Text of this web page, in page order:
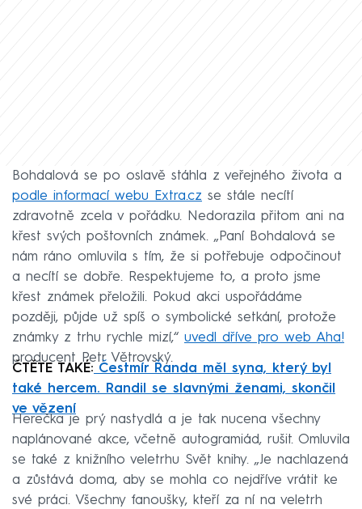
Bohdalová se po oslavě stáhla z veřejného života a
podle informací webu Extra.cz se stále necítí
zdravotně zcela v pořádku. Nedorazila přitom ani na
křest svých poštovních známek. „Paní Bohdalová se
nám ráno omluvila s tím, že si potřebuje odpočinout
a necítí se dobře. Respektujeme to, a proto jsme
křest známek přeložili. Pokud akci uspořádáme
později, půjde už spíš o symbolické setkání, protože
známky z trhu rychle mizí,“ uvedl dříve pro web Aha!
producent Petr Větrovský.
ČTĚTE TAKÉ: Čestmír Řanda měl syna, který byl
také hercem. Randil se slavnými ženami, skončil
ve vězení
Herečka je prý nastydlá a je tak nucena všechny
naplánované akce, včetně autogramiád, rušit. Omluvila
se také z knižního veletrhu Svět knihy. „Je nachlazená
a zůstává doma, aby se mohla co nejdříve vrátit ke
své práci. Všechny fanoušky, kteří za ní na veletrh